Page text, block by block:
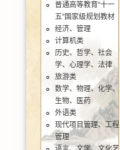
普通高等教育“十一
五”国家级规划教材
经济、管理
计算机类
历史、哲学、社会
学、心理学、法律
旅游类
数学、物理、化学、
生物、医药
外语类
现代项目管理、工程
管理